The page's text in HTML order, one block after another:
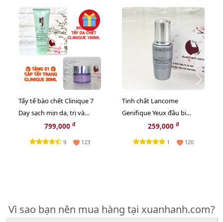
Tẩy tế bào chết Clinique 7
Day sạch mịn da, trị và
ngừa mụn cám, 100ml -
TẶNG 1 SÁP TẨY TRANG
799,000 đ
9 123
Tinh chất Lancome
Genifique Yeux đầu bi
massage trẻ hóa vùng mắt,
259,000 đ
1 120
Vì sao bạn nên mua hàng tại xuanhanh.com?